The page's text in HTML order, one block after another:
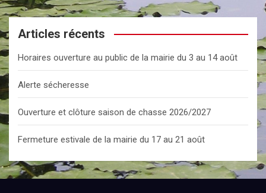
Articles récents
Horaires ouverture au public de la mairie du 3 au 14 août
Alerte sécheresse
Ouverture et clôture saison de chasse 2026/2027
Fermeture estivale de la mairie du 17 au 21 août